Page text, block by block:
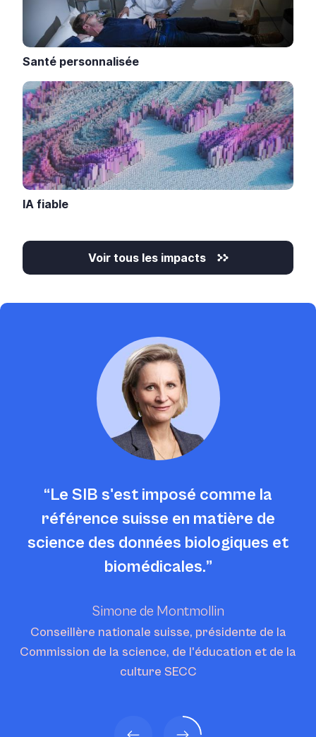
Santé personnalisée
IA fiable
Voir tous les impacts
Le SIB s'est imposé comme la
référence suisse en matière de
science des données biologiques et
biomédicales.
Simone de Montmollin
Conseillère nationale suisse, présidente de la
Commission de la science, de l'éducation et de la
culture SECC